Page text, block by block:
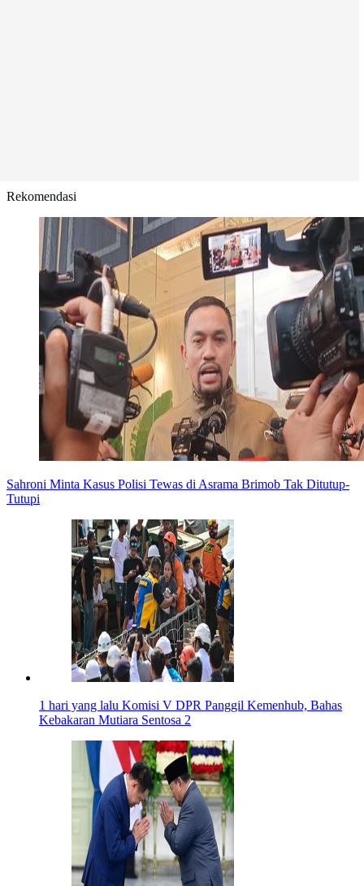
Rekomendasi
Sahroni Minta Kasus Polisi Tewas di Asrama Brimob Tak Ditutup-
Tutupi
1 hari yang lalu Komisi V DPR Panggil Kemenhub, Bahas
Kebakaran Mutiara Sentosa 2